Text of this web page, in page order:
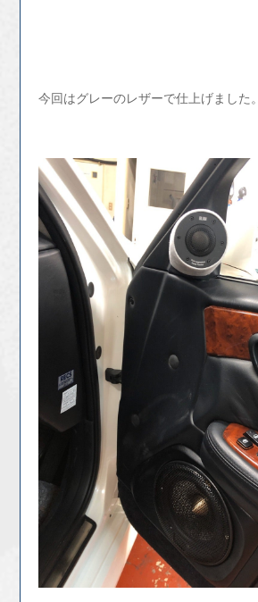
今回はグレーのレザーで仕上げました。